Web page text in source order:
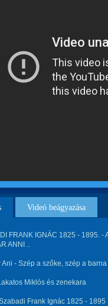
Videó beágyazása
FRANK IGNÁC 1825 - 1895. -
ANNI ..
Ani - Szép a szőke, szép a barna
Miklós és zenekara
Frank Ignác 1825 - 1895